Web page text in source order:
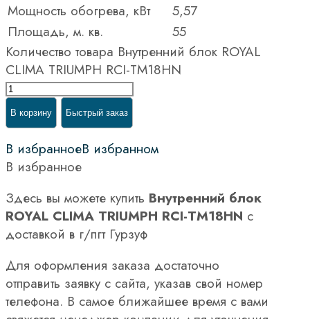
Мощность обогрева, кВт
5,57
Площадь, м. кв.
55
Количество товара Внутренний блок ROYAL
CLIMA TRIUMPH RCI-TM18HN
В корзину Быстрый заказ
В избранноеВ избранном
В избранное
Здесь вы можете купить Внутренний блок
ROYAL CLIMA TRIUMPH RCI-TM18HN с
доставкой в г/пгт Гурзуф
Для оформления заказа достаточно
отправить заявку с сайта, указав свой номер
телефона. В самое ближайшее время с вами